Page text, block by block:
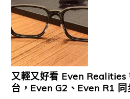
又輕又好看 Even Realities
台，Even G2、Even R1 同